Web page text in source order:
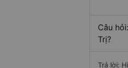
Câu
Trị?
Trả lời: